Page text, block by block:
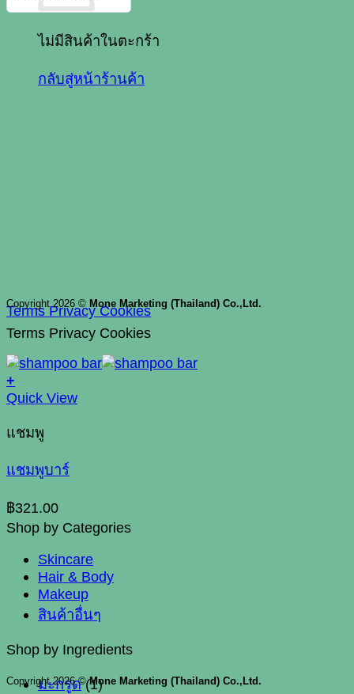
ไม่มีสินค้าในตะกร้า
กลับสู่หน้าร้านค้า
+
Quick View
แชมพู
แชมพูบาร์
฿321.00
Shop by Categories
Skincare
Hair & Body
Makeup
สินค้าอื่นๆ
Shop by Ingredients
มะกรูด (1)
Copyright 2026 ©Mone Marketing (Thailand) Co.,Ltd.
Terms Privacy Cookies
Copyright 2026 © Mone Marketing (Thailand) Co.,Ltd.
Terms Privacy Cookies